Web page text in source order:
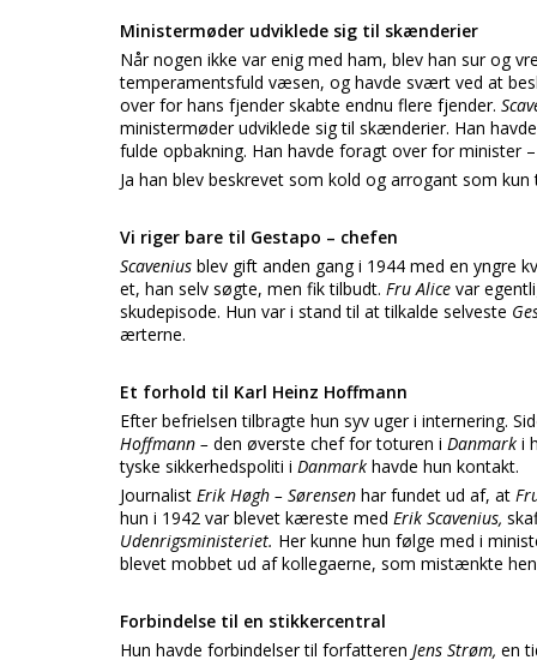
Ministermøder udviklede sig til skænderier
Når nogen ikke var enig med ham, blev han sur og
temperamentsfuld væsen, og havde svært ved at
over for hans fjender skabte endnu flere fjender.
ministermøder udviklede sig til skænderier. Han
fulde opbakning. Han havde foragt over for minister
Ja han blev beskrevet som kold og arrogant som
Vi riger bare til Gestapo – chefen
Scavenius blev gift anden gang i 1944 med en yngre
et, han selv søgte, men fik tilbudt. Fru Alice var
skudepisode. Hun var i stand til at tilkalde selveste
ærterne.
Et forhold til Karl Heinz Hoffmann
Efter befrielsen tilbragte hun syv uger i internering.
Hoffmann – den øverste chef for toturen i Danmark i
tyske sikkerhedspoliti i Danmark havde hun kontakt.
Journalist Erik Høgh – Sørensen har fundet ud af, at
hun i 1942 var blevet kæreste med Erik Scavenius,
Udenrigsministeriet. Her kunne hun følge med i
blevet mobbet ud af kollegaerne, som mistænkte
Forbindelse til en stikkercentral
Hun havde forbindelser til forfatteren Jens Strøm, en